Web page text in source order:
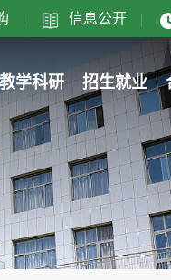
| 信息公开 |
教学科研 招生就业